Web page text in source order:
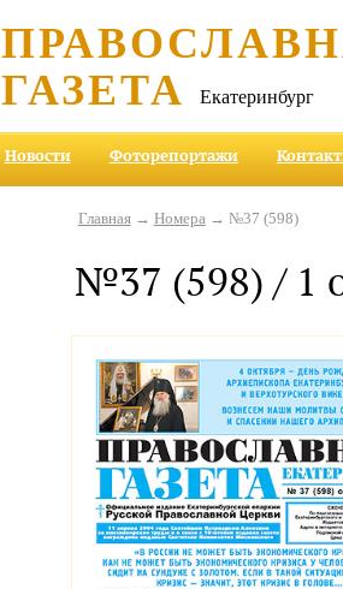
ГАЗЕТА Екатеринбург
Новости Фоторепортажи
Главная→ Номера → №37 (598)
№37 (598) / 1